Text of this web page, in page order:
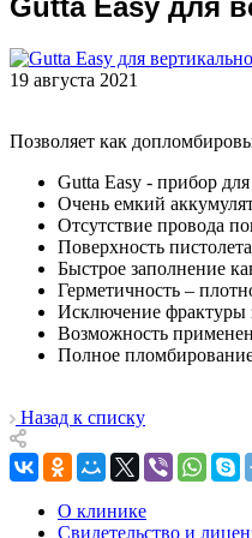
Gutta Easy для
19 августа 2021
Позволяет как
Gutta Easy - прибор
Очень емкий
Отсутствие провода
Поверхность
Быстрое заполнение
Герметичность –
Исключение фрактуры
Возможность
Полное
Назад к списку
О клинике
Свидетельство и